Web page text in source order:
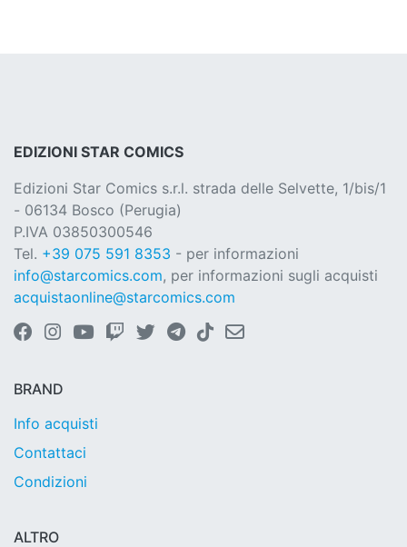
EDIZIONI STAR COMICS
Edizioni Star Comics s.r.l. strada delle Selvette, 1/bis/1
- 06134 Bosco (Perugia)
P.IVA 03850300546
Tel. +39 075 591 8353 - per informazioni
info@starcomics.com, per informazioni sugli acquisti
acquistaonline@starcomics.com
BRAND
Info acquisti
Contattaci
Condizioni
ALTRO